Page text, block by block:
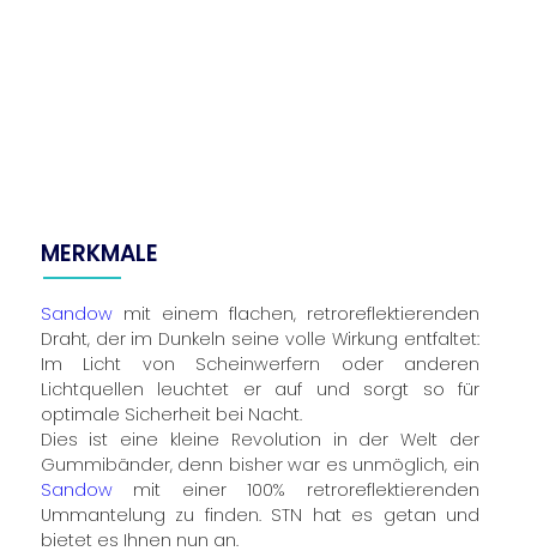
MERKMALE
Sandowmit einem flachen, retroreflektierenden
Draht, der im Dunkeln seine volle Wirkung entfaltet:
Im Licht von Scheinwerfern oder anderen
Lichtquellen leuchtet er auf und sorgt so für
optimale Sicherheit bei Nacht.
Dies ist eine kleine Revolution in der Welt der
Gummibänder, denn bisher war es unmöglich, ein
Sandowmit einer 100% retroreflektierenden
Ummantelung zu finden. STN hat es getan und
bietet es Ihnen nun an.